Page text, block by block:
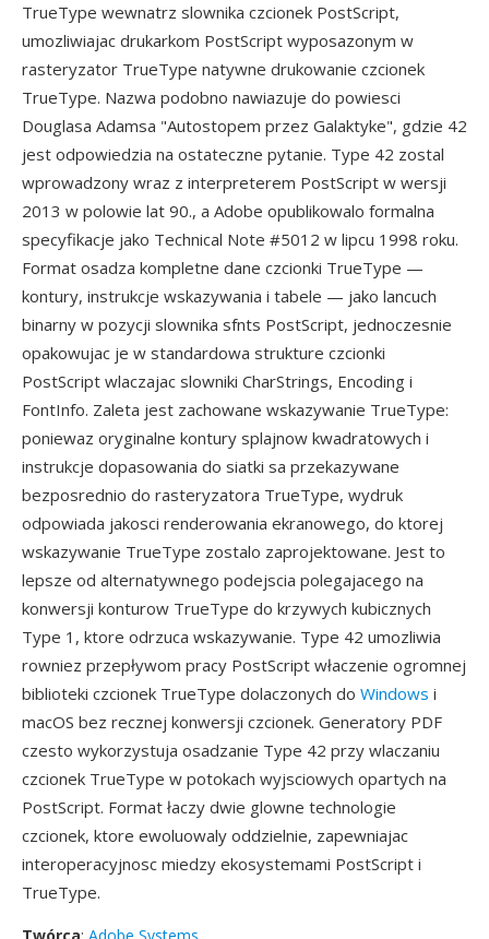
TrueType wewnatrz slownika czcionek PostScript,
umozliwiajac drukarkom PostScript wyposazonym w
rasteryzator TrueType natywne drukowanie czcionek
TrueType. Nazwa podobno nawiazuje do powiesci
Douglasa Adamsa "Autostopem przez Galaktyke", gdzie 42
jest odpowiedzia na ostateczne pytanie. Type 42 zostal
wprowadzony wraz z interpreterem PostScript w wersji
2013 w polowie lat 90., a Adobe opublikowalo formalna
specyfikacje jako Technical Note #5012 w lipcu 1998 roku.
Format osadza kompletne dane czcionki TrueType —
kontury, instrukcje wskazywania i tabele — jako lancuch
binarny w pozycji slownika sfnts PostScript, jednoczesnie
opakowujac je w standardowa strukture czcionki
PostScript wlaczajac slowniki CharStrings, Encoding i
FontInfo. Zaleta jest zachowane wskazywanie TrueType:
poniewaz oryginalne kontury splajnow kwadratowych i
instrukcje dopasowania do siatki sa przekazywane
bezposrednio do rasteryzatora TrueType, wydruk
odpowiada jakosci renderowania ekranowego, do ktorej
wskazywanie TrueType zostalo zaprojektowane. Jest to
lepsze od alternatywnego podejscia polegajacego na
konwersji konturow TrueType do krzywych kubicznych
Type 1, ktore odrzuca wskazywanie. Type 42 umozliwia
rowniez przepływom pracy PostScript właczenie ogromnej
biblioteki czcionek TrueType dolaczonych do Windows i
macOS bez recznej konwersji czcionek. Generatory PDF
czesto wykorzystuja osadzanie Type 42 przy wlaczaniu
czcionek TrueType w potokach wyjsciowych opartych na
PostScript. Format łaczy dwie glowne technologie
czcionek, ktore ewoluowaly oddzielnie, zapewniajac
interoperacyjnosc miedzy ekosystemami PostScript i
TrueType.